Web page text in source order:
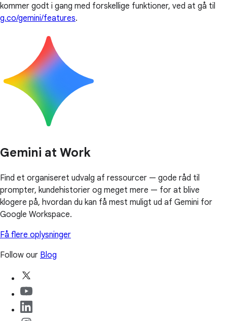
kommer godt i gang med forskellige funktioner, ved at gå til
g.co/gemini/features.
Gemini at Work
Find et organiseret udvalg af ressourcer — gode råd til
prompter, kundehistorier og meget mere — for at blive
klogere på, hvordan du kan få mest muligt ud af Gemini for
Google Workspace.
Få flere oplysninger
Follow our Blog